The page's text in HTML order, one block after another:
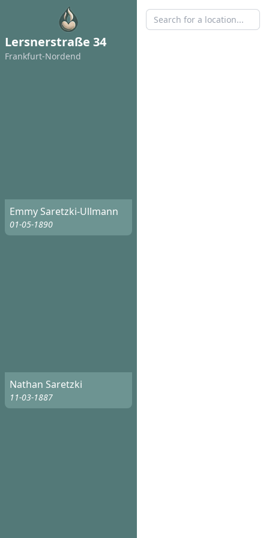
Lersnerstraße 34
Frankfurt-Nordend
Emmy Saretzki-Ullmann
01-05-1890
Nathan Saretzki
11-03-1887